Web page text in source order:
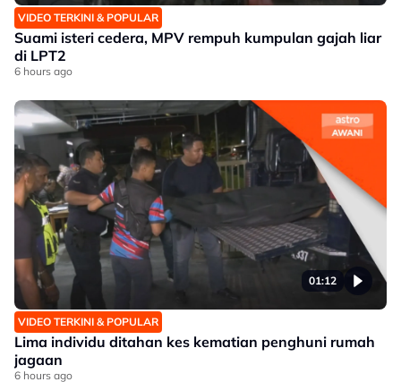
VIDEO TERKINI & POPULAR
Suami isteri cedera, MPV rempuh kumpulan gajah liar
di LPT2
6 hours ago
01:12
VIDEO TERKINI & POPULAR
Lima individu ditahan kes kematian penghuni rumah
jagaan
6 hours ago